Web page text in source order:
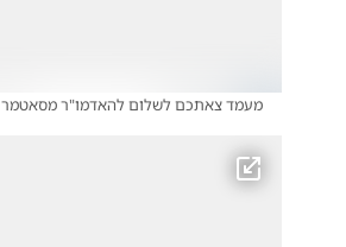
מעמד צאתכם לשלום להאדמו"ר מסאטמר